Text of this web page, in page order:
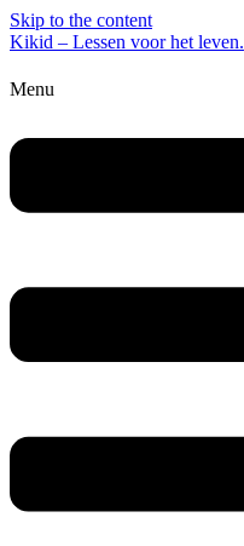
Skip to the content
Kikid – Lessen voor het leven.
Menu